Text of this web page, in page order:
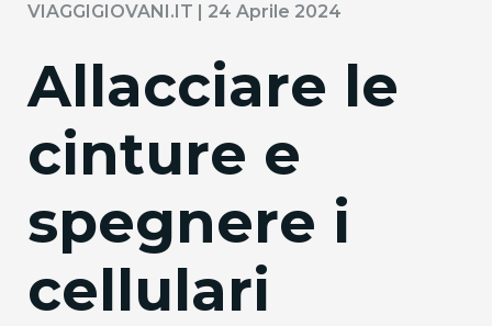
VIAGGIGIOVANI.IT | 24 Aprile 2024
Allacciare le
cinture e
spegnere i
cellulari